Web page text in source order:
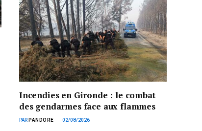
Incendies en Gironde : le combat
des gendarmes face aux flammes
PAR PANDORE 02/08/2026